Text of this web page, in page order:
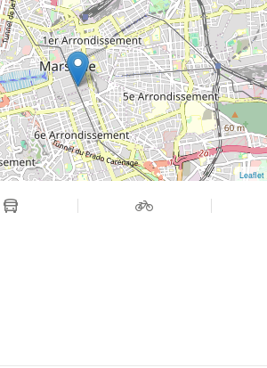
Leaflet